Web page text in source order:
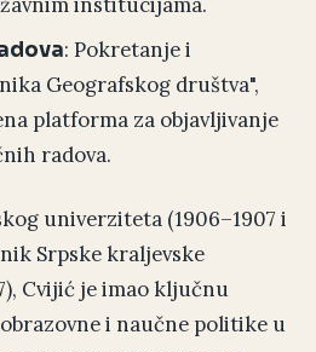
institucijama.
: Pokretanje i
Geografskog društva",
platforma za objavljivanje
radova.
univerziteta (1906–1907 i
Srpske kraljevske
Cvijić je imao ključnu
i naučne politike u